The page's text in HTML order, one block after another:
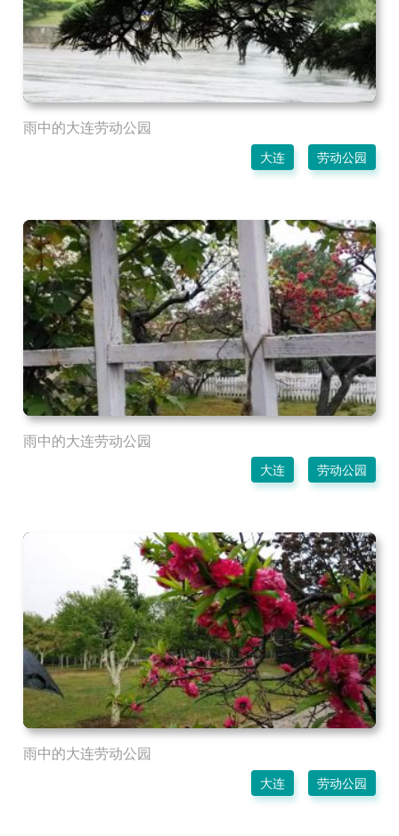
雨中的大连劳动公园
大连 劳动公园
雨中的大连劳动公园
大连 劳动公园
雨中的大连劳动公园
大连 劳动公园